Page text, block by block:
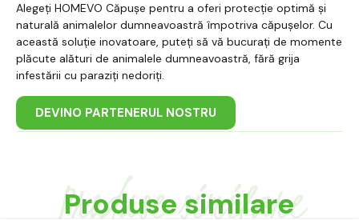
Alegeți HOMEVO Căpușe pentru a oferi protecție optimă și
naturală animalelor dumneavoastră împotriva căpușelor. Cu
această soluție inovatoare, puteți să vă bucurați de momente
plăcute alături de animalele dumneavoastră, fără grija
infestării cu paraziți nedoriți.
DEVINO PARTENERUL NOSTRU
Produse similare
Produse similare